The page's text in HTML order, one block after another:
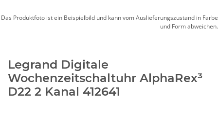
Das Produktfoto ist ein Beispielbild und kann vom Auslieferungszustand in Farbe
und Form abweichen.
Legrand Digitale
Wochenzeitschaltuhr AlphaRex³
D22 2 Kanal 412641